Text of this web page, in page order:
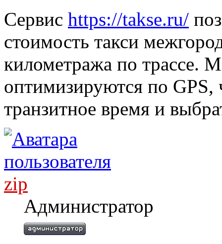
Сервис https://takse.ru/
стоимость такси
километража по трассе.
оптимизируются по GPS,
транзитное время и
zip
Администратор